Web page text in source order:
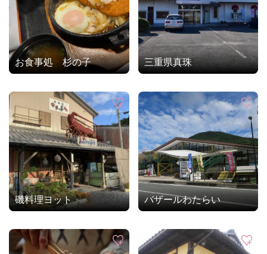
お食事処 杉の子 三重県真珠
磯料理ヨット バザールわたらい